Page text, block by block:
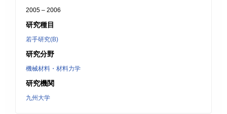
2005 – 2006
研究種目
若手研究(B)
研究分野
機械材料・材料力学
研究機関
九州大学